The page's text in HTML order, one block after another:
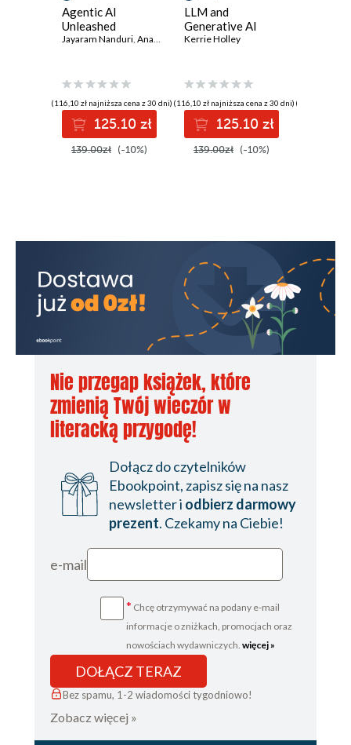
Agentic AI
Unleashed
Jayaram Nanduri, Anand Oka
(116,10 zł najniższa cena z 30 dni)
125.10 zł
139.00zł (-10%)
LLM and
Generative AI
Kerrie Holley
(116,10 zł najniższa cena z 30 dni)
125.10 zł
139.00zł (-10%)
(116,10 zł
Nie przegap książek, które
zmienią Twój wieczór w
literacką przygodę!
Dołącz do czytelników
Ebookpoint, zapisz się na nasz
newsletter i odbierz darmowy
prezent. Czekamy na Ciebie!
e-mail
* Chcę otrzymywać na podany e-mail
informacje o zniżkach, promocjach oraz
nowościach wydawniczych. więcej »
DOŁĄCZ TERAZ
Bez spamu, 1-2 wiadomości tygodniowo!
Zobacz więcej »